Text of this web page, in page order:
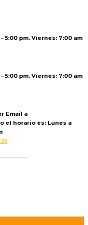
5:00 pm. Viernes: 7:00 am
5:00 pm. Viernes: 7:00 am
Email a
el horario es: Lunes a